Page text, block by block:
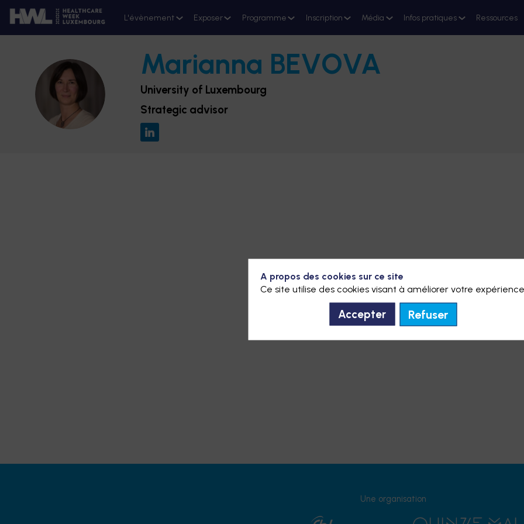
L'évènement Exposer Programme Inscription Média Infos pratiques Ressources
MB
Marianna BEVOVA
University of Luxembourg
Strategic advisor
Une organisation
A propos des cookies sur ce site
Ce site utilise des cookies visant à améliorer votre
Accepter Refuser